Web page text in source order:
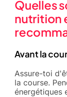
Quelles
nutrition
Avant la
Assure-toi
la course.
énergétiques